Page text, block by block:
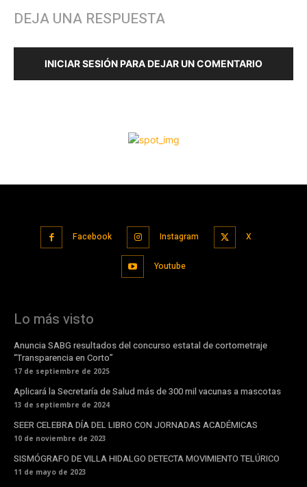
Facebook Instagram X
Youtube
Lo más visto
Anuncia SABG resultados del concurso estatal de cortometraje
“Transparencia en Corto”
17 de septiembre de 2025
Aplicará la Secretaría de Salud más de 300 mil vacunas a mascotas
13 de septiembre de 2024
SEER CELEBRA DÍA DEL LIBRO CON JORNADAS ACADÉMICAS
10 de noviembre de 2023
SISMÓGRAFO DE VILLA HIDALGO DETECTA MOVIMIENTO TELÚRICO
11 de mayo de 2023